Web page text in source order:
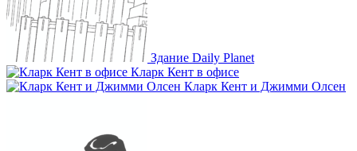
Здание Daily Planet
Кларк Кент в офисе
Кларк Кент и Джимми Олсен